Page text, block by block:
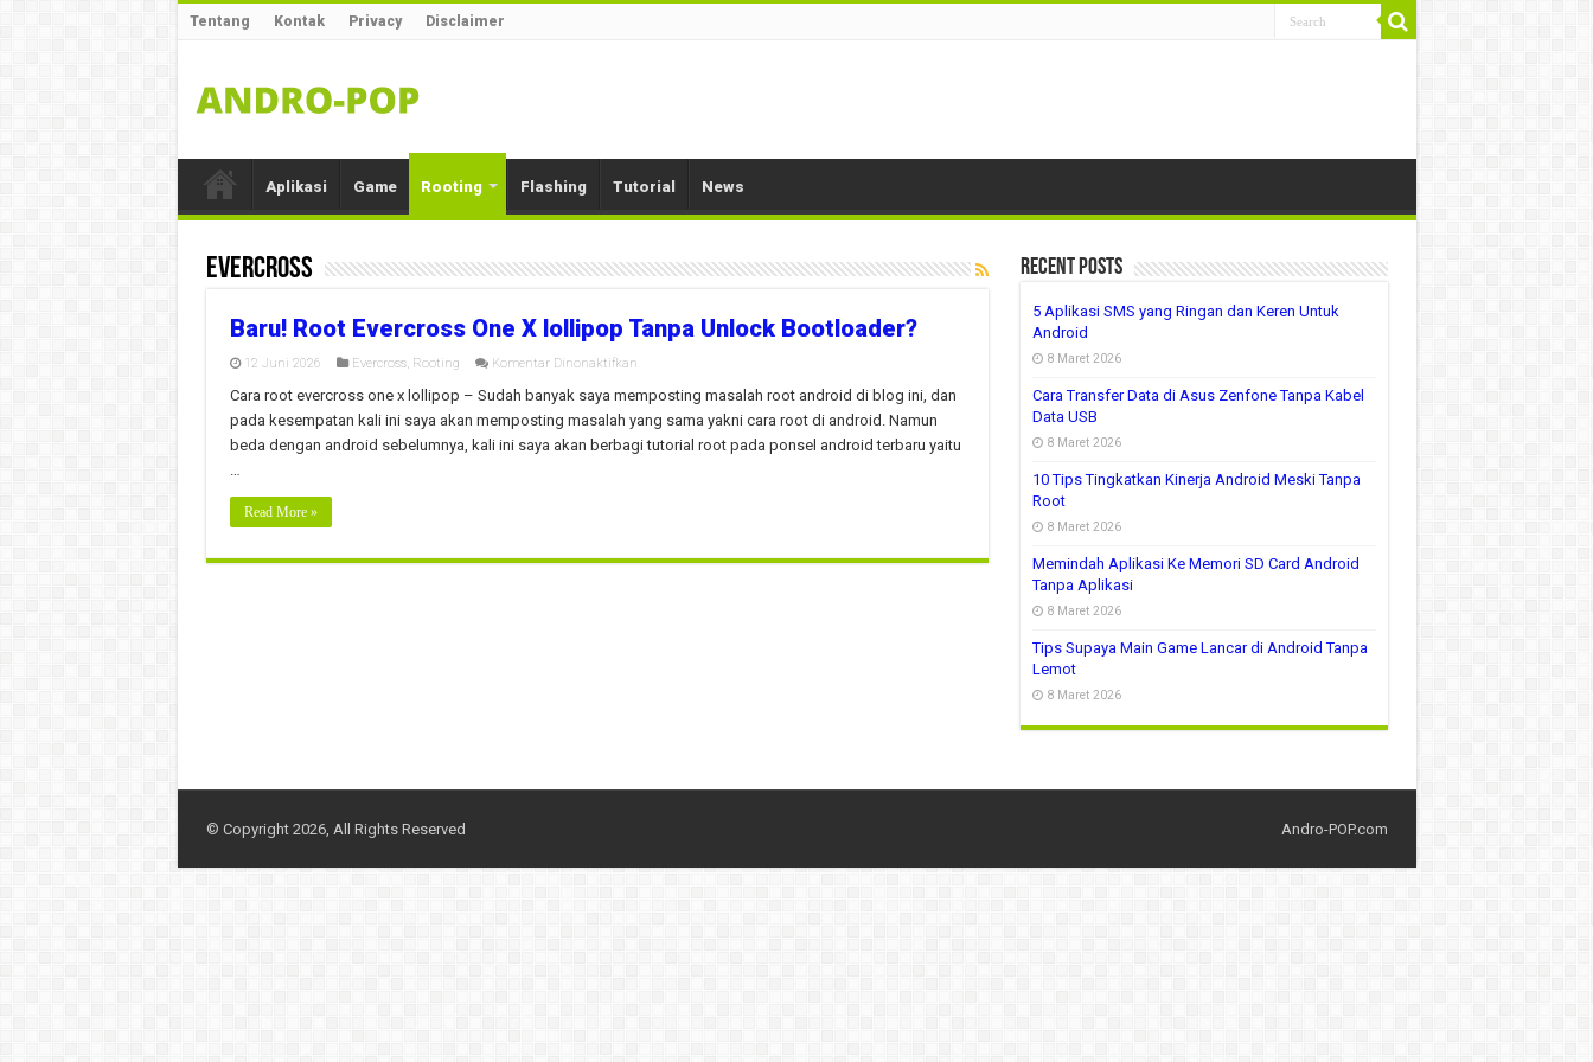
Tentang Kontak Privacy Disclaimer
Aplikasi Game Rooting Flashing Tutorial News
Evercross
Baru! Root Evercross One X lollipop Tanpa Unlock Bootloader?
12 Juni 2026 Evercross, Rooting Komentar Dinonaktifkanpada
Root
Evercross
One
X
lollipop
Cara root evercross one x lollipop – Sudah banyak saya memposting masalah root android di blog ini, dan
pada kesempatan kali ini saya akan memposting masalah yang sama yakni cara root di android. Namun
beda dengan android sebelumnya, kali ini saya akan berbagi tutorial root pada ponsel android terbaru yaitu
…
Read More »
Recent Posts
5 Aplikasi SMS yang Ringan dan Keren Untuk
Android
8 Maret 2026
Cara Transfer Data di Asus Zenfone Tanpa Kabel
Data USB
8 Maret 2026
10 Tips Tingkatkan Kinerja Android Meski Tanpa
Root
8 Maret 2026
Memindah Aplikasi Ke Memori SD Card Android
Tanpa Aplikasi
8 Maret 2026
Tips Supaya Main Game Lancar di Android Tanpa
Lemot
8 Maret 2026
Andro-POP.com
© Copyright 2026, All Rights Reserved